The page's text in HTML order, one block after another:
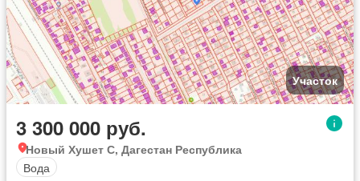
Участок
3 300 000 руб.
Новый Хушет С, Дагестан Республика
Вода